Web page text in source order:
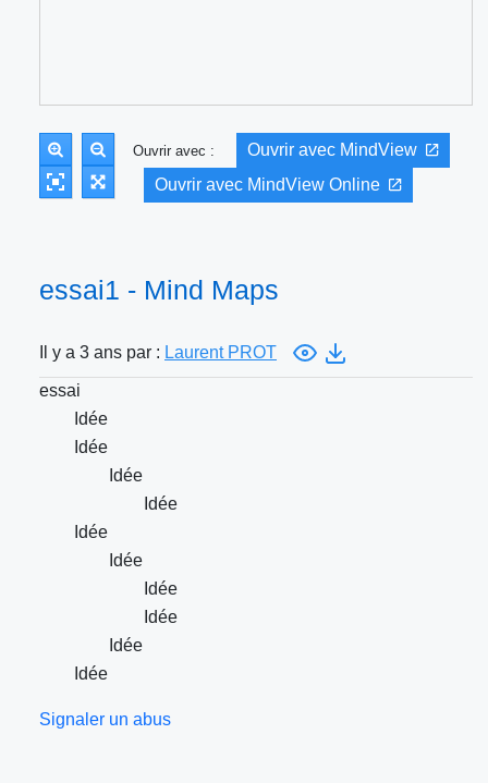
Ouvrir avec :
Ouvrir avec MindView
Ouvrir avec MindView Online
essai1 - Mind Maps
Il y a 3 ans par : Laurent PROT
essai
Idée
Idée
Idée
Idée
Idée
Idée
Idée
Idée
Idée
Idée
Signaler un abus